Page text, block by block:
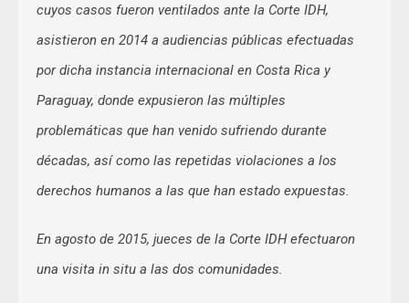
cuyos casos fueron ventilados ante la Corte IDH,
asistieron en 2014 a audiencias públicas efectuadas
por dicha instancia internacional en Costa Rica y
Paraguay, donde expusieron las múltiples
problemáticas que han venido sufriendo durante
décadas, así como las repetidas violaciones a los
derechos humanos a las que han estado expuestas.
En agosto de 2015, jueces de la Corte IDH efectuaron
una visita in situ a las dos comunidades.